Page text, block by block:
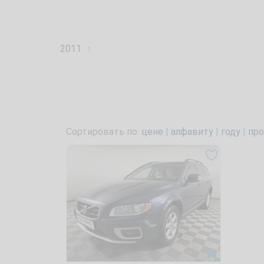
2011
Сортировать по: цене | алфавиту | году |